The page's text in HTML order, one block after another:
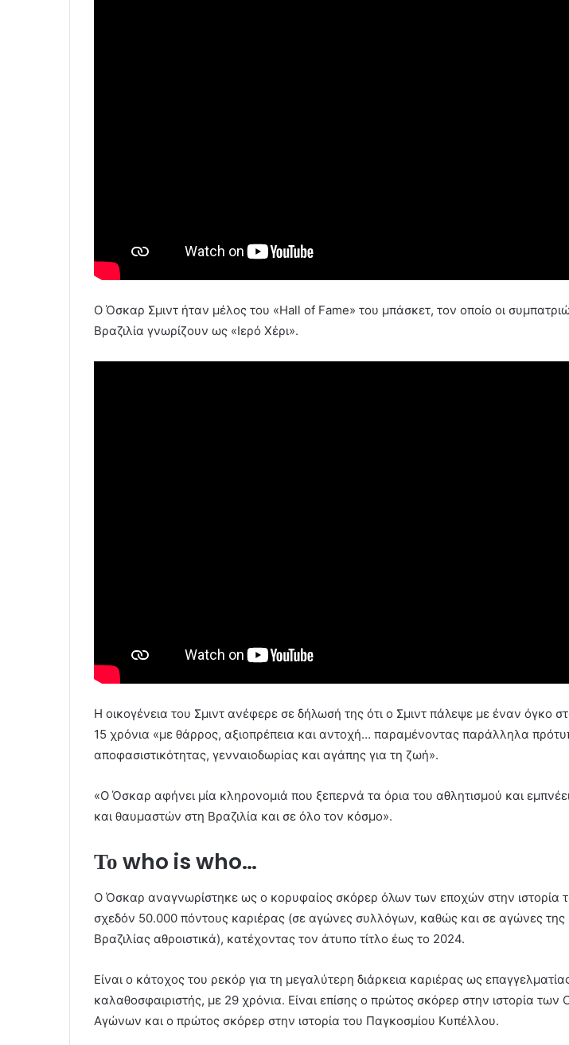
Ο Όσκαρ Σμιντ ήταν μέλος του «Hall of Fame» του μπάσκετ, τον οποίο οι
Βραζιλία γνωρίζουν ως «Ιερό Χέρι».
Η οικογένεια του Σμιντ ανέφερε σε δήλωσή της ότι ο Σμιντ πάλεψε με έναν όγκο
15 χρόνια «με θάρρος, αξιοπρέπεια και αντοχή… παραμένοντας παράλληλα
αποφασιστικότητας, γενναιοδωρίας και αγάπης για τη ζωή».
«Ο Όσκαρ αφήνει μία κληρονομιά που ξεπερνά τα όρια του αθλητισμού και
και θαυμαστών στη Βραζιλία και σε όλο τον κόσμο».
Το who is who…
Ο Όσκαρ αναγνωρίστηκε ως ο κορυφαίος σκόρερ όλων των εποχών στην ιστορία
σχεδόν 50.000 πόντους καριέρας (σε αγώνες συλλόγων, καθώς και σε αγώνες της
Βραζιλίας αθροιστικά), κατέχοντας τον άτυπο τίτλο έως το 2024.
Είναι ο κάτοχος του ρεκόρ για τη μεγαλύτερη διάρκεια καριέρας ως
καλαθοσφαιριστής, με 29 χρόνια. Είναι επίσης ο πρώτος σκόρερ στην ιστορία των
Αγώνων και ο πρώτος σκόρερ στην ιστορία του Παγκοσμίου Κυπέλλου.